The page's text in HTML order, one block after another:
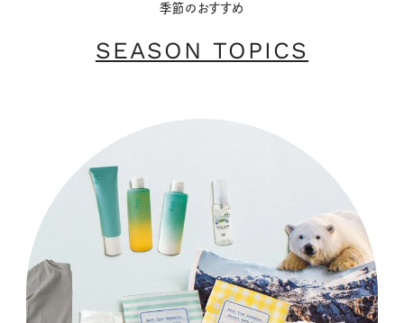
季節のおすすめ
SEASON TOPICS